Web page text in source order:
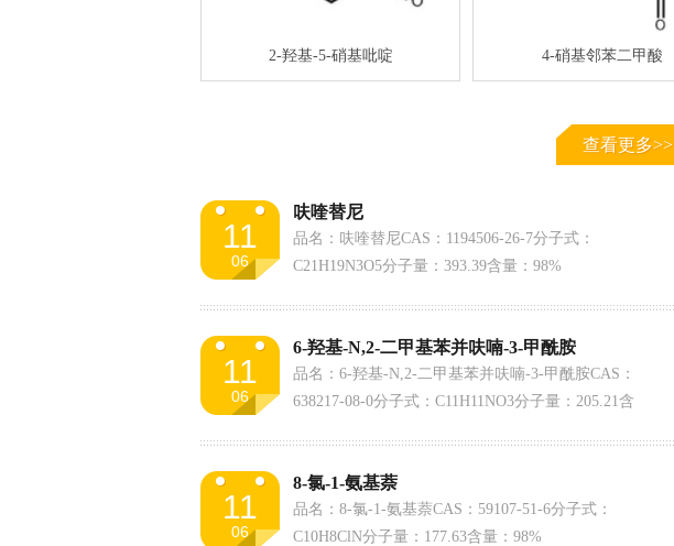
2-羟基-5-硝基吡啶 4-硝基邻苯二甲酸
查看更多>>
11
06
呋喹替尼
品名：呋喹替尼CAS：1194506-26-7分子式：
C21H19N3O5分子量：393.39含量：98%
11
06
6-羟基-N,2-二甲基苯并呋喃-3-甲酰胺
品名：6-羟基-N,2-二甲基苯并呋喃-3-甲酰胺CAS：
638217-08-0分子式：C11H11NO3分子量：205.21含
11
06
8-氯-1-氨基萘
品名：8-氯-1-氨基萘CAS：59107-51-6分子式：
C10H8ClN分子量：177.63含量：98%